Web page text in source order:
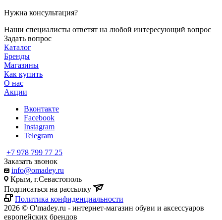
Нужна консультация?
Наши специалисты ответят на любой интересующий вопрос
Задать вопрос
Каталог
Бренды
Магазины
Как купить
О нас
Акции
Вконтакте
Facebook
Instagram
Telegram
+7 978 799 77 25
Заказать звонок
info@omadey.ru
Крым, г.Севастополь
Подписаться на рассылку
Политика конфиденциальности
2026 © O'madey.ru - интернет-магазин обуви и аксессуаров
европейских брендов